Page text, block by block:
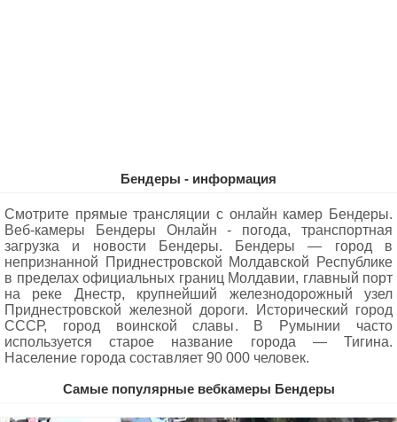
Бендеры - информация
Смотрите прямые трансляции с онлайн камер Бендеры.
Веб-камеры Бендеры Oнлайн - погода, транспортная
загрузка и новости Бендеры. Бендеры — город в
непризнанной Приднестровской Молдавской Республике
в пределах официальных границ Молдавии, главный порт
на реке Днестр, крупнейший железнодорожный узел
Приднестровской железной дороги. Исторический город
СССР, город воинской славы. В Румынии часто
используется старое название города — Тигина.
Население города составляет 90 000 человек.
Самые популярные вебкамеры Бендеры